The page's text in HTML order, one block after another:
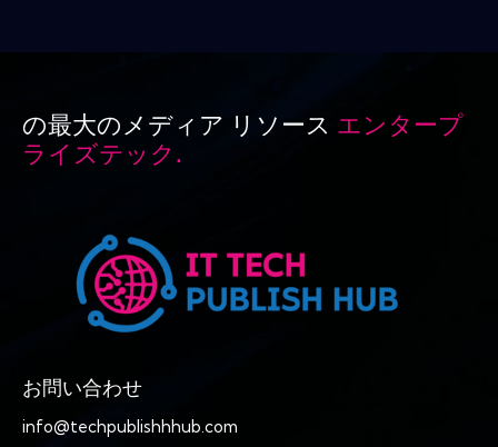
の最大のメディア リソース エンタープ
ライズテック.
お問い合わせ
info@techpublishhhub.com